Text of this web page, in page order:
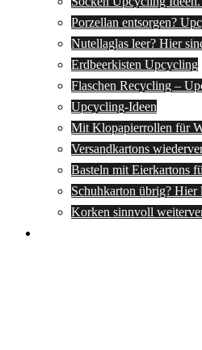
Porzellan entsorgen?
Nutellaglas leer? Hier
Erdbeerkisten Upcycling
Flaschen Recycling –
Upcycling-Ideen
Mit Klopapierrollen für
Versandkartons
Basteln mit Eierkartons
Schuhkarton übrig? Hier
Korken sinnvoll